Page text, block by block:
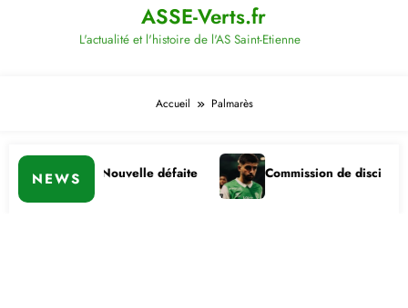
ASSE-Verts.fr
L'actualité et l'histoire de l'AS Saint-Etienne
Accueil Palmarès
NEWSNouvelle défaite Commission de discipline